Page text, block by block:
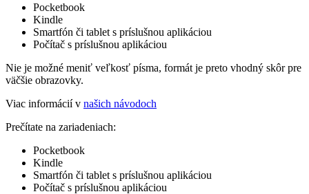
Pocketbook
Kindle
Smartfón či tablet s príslušnou aplikáciou
Počítač s príslušnou aplikáciou
Nie je možné meniť veľkosť písma, formát je preto vhodný skôr pre
väčšie obrazovky.
Viac informácií v našich návodoch
Prečítate na zariadeniach:
Pocketbook
Kindle
Smartfón či tablet s príslušnou aplikáciou
Počítač s príslušnou aplikáciou